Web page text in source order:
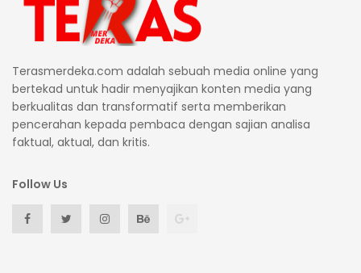
Terasmerdeka.com adalah sebuah media online yang
bertekad untuk hadir menyajikan konten media yang
berkualitas dan transformatif serta memberikan
pencerahan kepada pembaca dengan sajian analisa
faktual, aktual, dan kritis.
Follow Us